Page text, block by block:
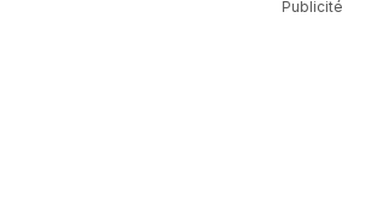
Publicité